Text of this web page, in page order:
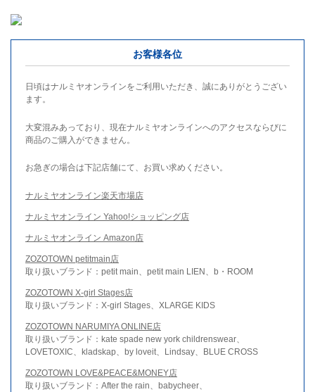
お客様各位
日頃はナルミヤオンラインをご利用いただき、誠にありがとうござい
ます。
大変混みあっており、現在ナルミヤオンラインへのアクセスならびに
商品のご購入ができません。
お急ぎの場合は下記店舗にて、お買い求めください。
ナルミヤオンライン楽天市場店
ナルミヤオンライン Yahoo!ショッピング店
ナルミヤオンライン Amazon店
ZOZOTOWN petitmain店
取り扱いブランド：petit main、petit main LIEN、b・ROOM
ZOZOTOWN X-girl Stages店
取り扱いブランド：X-girl Stages、XLARGE KIDS
ZOZOTOWN NARUMIYA ONLINE店
取り扱いブランド：kate spade new york childrenswear、
LOVETOXIC、kladskap、by loveit、Lindsay、BLUE CROSS
ZOZOTOWN LOVE&PEACE&MONEY店
取り扱いブランド：After the rain、babycheer、